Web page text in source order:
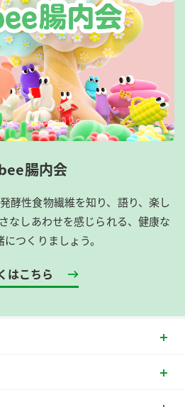
腸内会
酵性食物繊維を知り、語り、楽し
なしあわせを感じられる、健康な
つくりましょう。
はこちら